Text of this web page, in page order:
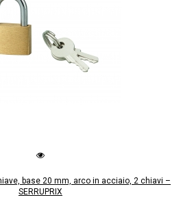
base 20 mm, arco in acciaio, 2 chiavi –
SERRUPRIX